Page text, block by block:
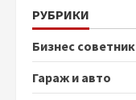
РУБРИКИ
Бизнес советник
Гараж и авто